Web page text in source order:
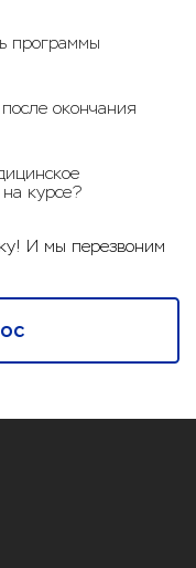
программы
окончания
курсе?
И мы перезвоним